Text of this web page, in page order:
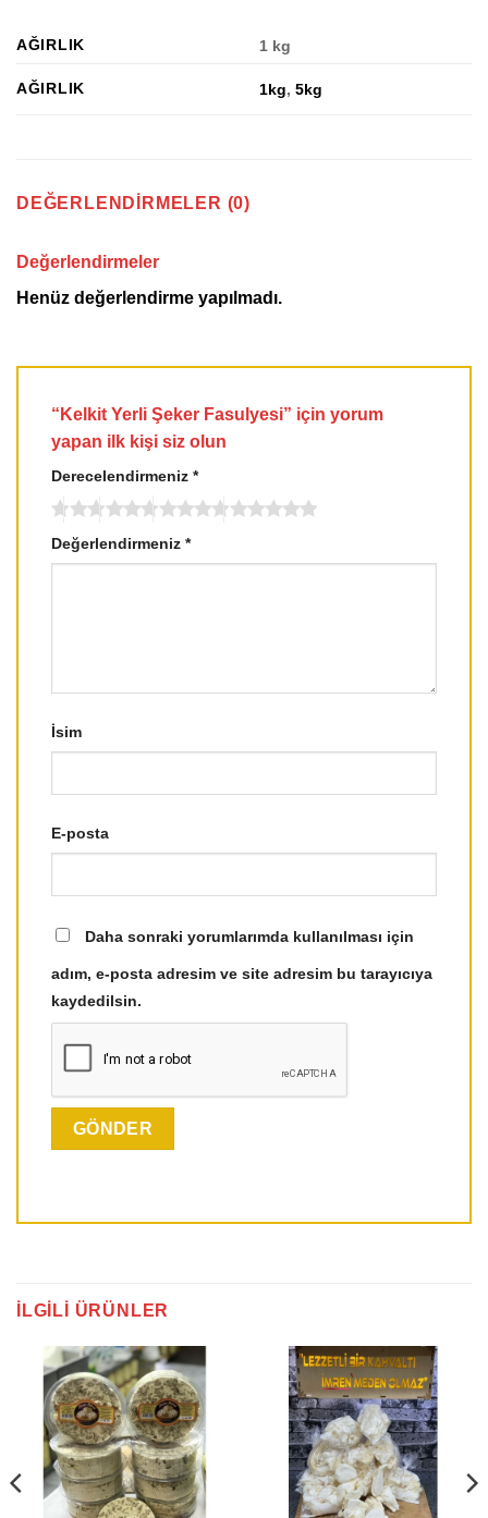
AĞIRLIK 1 kg
AĞIRLIK 1kg,5kg
DEĞERLENDIRMELER (0)
Değerlendirmeler
Henüz değerlendirme yapılmadı.
“Kelkit Yerli Şeker Fasulyesi” için yorum
yapan ilk kişi siz olun
Derecelendirmeniz *
Değerlendirmeniz *
İsim
E-posta
Daha sonraki yorumlarımda kullanılması için
adım, e-posta adresim ve site adresim bu tarayıcıya
kaydedilsin.
İLGILI ÜRÜNLER